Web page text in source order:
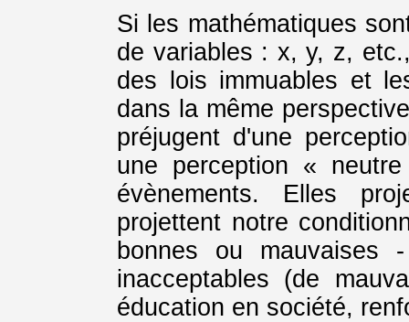
Si les mathématiques
de variables : x, y, z,
des lois immuables et
dans la même
préjugent d'une
une perception «
évènements. Elles
projettent notre
bonnes ou mauvaises
inacceptables (de
éducation en société,